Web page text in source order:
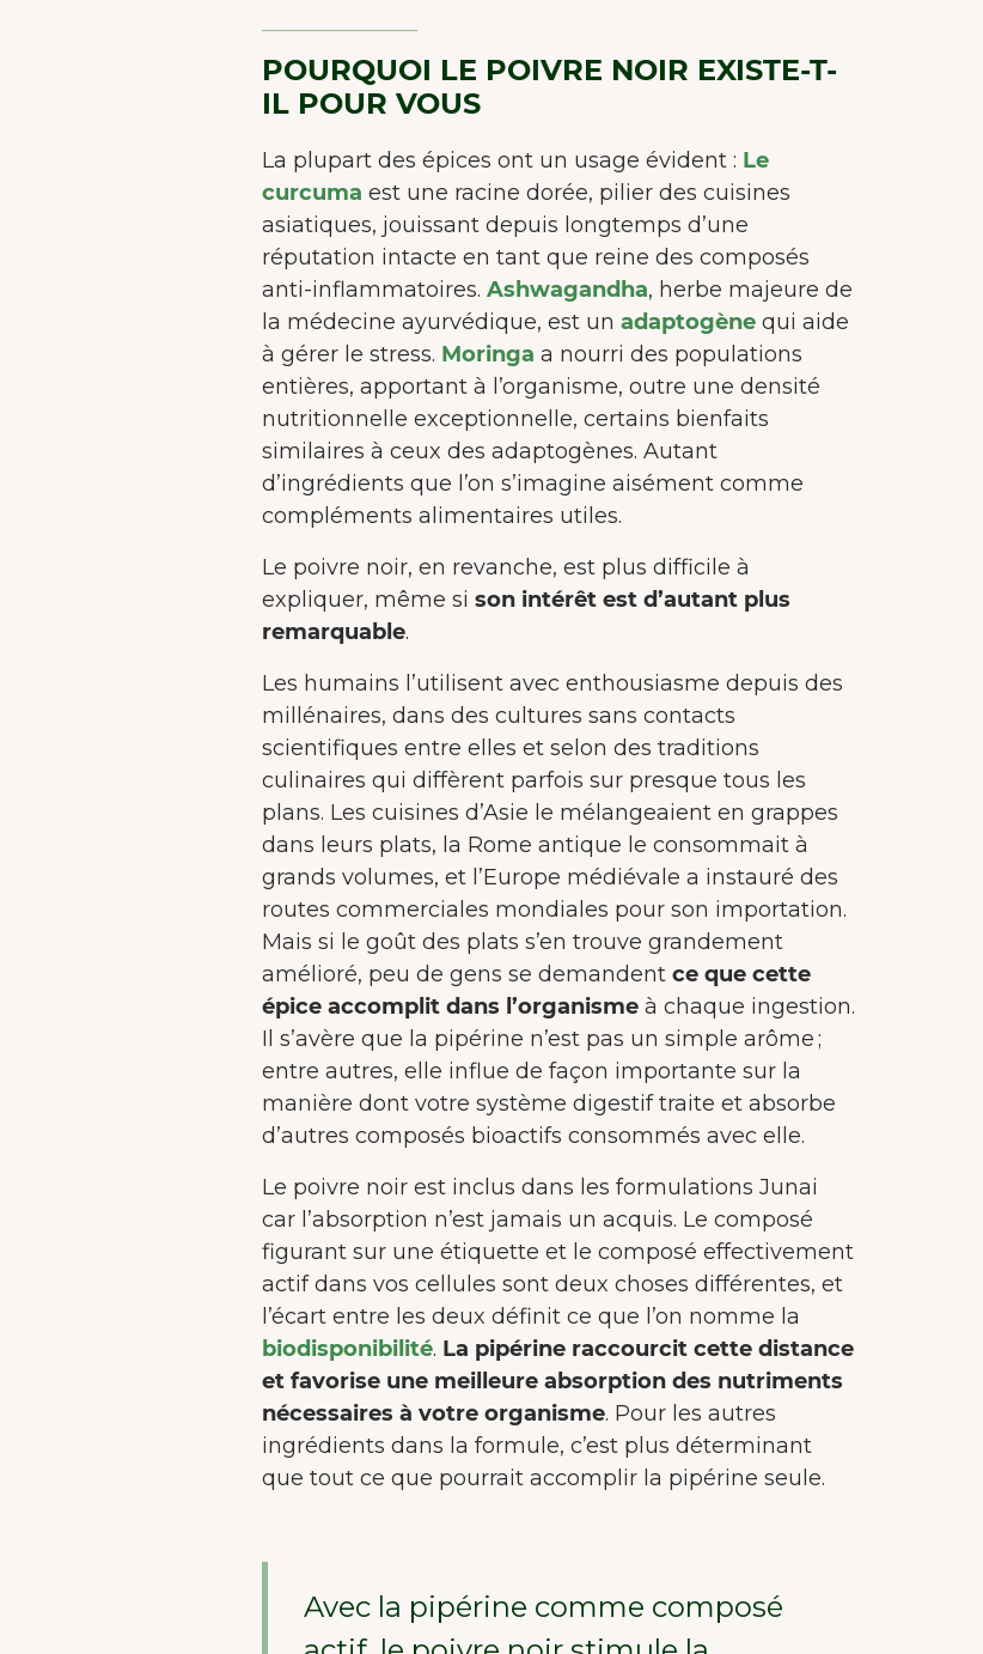
POURQUOI LE POIVRE NOIR EXISTE-T-
IL POUR VOUS
La plupart des épices ont un usage évident : Le
curcuma est une racine dorée, pilier des cuisines
asiatiques, jouissant depuis longtemps d’une
réputation intacte en tant que reine des composés
anti-inflammatoires. Ashwagandha, herbe majeure de
la médecine ayurvédique, est un adaptogènequi aide
à gérer le stress. Moringa a nourri des populations
entières, apportant à l’organisme, outre une densité
nutritionnelle exceptionnelle, certains bienfaits
similaires à ceux des adaptogènes. Autant
d’ingrédients que l’on s’imagine aisément comme
compléments alimentaires utiles.
Le poivre noir, en revanche, est plus difficile à
expliquer, même si son intérêt est d’autant plus
remarquable.
Les humains l’utilisent avec enthousiasme depuis des
millénaires, dans des cultures sans contacts
scientifiques entre elles et selon des traditions
culinaires qui diffèrent parfois sur presque tous les
plans. Les cuisines d’Asie le mélangeaient en grappes
dans leurs plats, la Rome antique le consommait à
grands volumes, et l’Europe médiévale a instauré des
routes commerciales mondiales pour son importation.
Mais si le goût des plats s’en trouve grandement
amélioré, peu de gens se demandent ce que cette
épice accomplit dans l’organismeà chaque ingestion.
Il s’avère que la pipérine n’est pas un simple arôme ;
entre autres, elle influe de façon importante sur la
manière dont votre système digestif traite et absorbe
d’autres composés bioactifs consommés avec elle.
Le poivre noir est inclus dans les formulations Junai
car l’absorption n’est jamais un acquis. Le composé
figurant sur une étiquette et le composé effectivement
actif dans vos cellules sont deux choses différentes, et
l’écart entre les deux définit ce que l’on nomme la
biodisponibilité. La pipérine raccourcit cette distance
et favorise une meilleure absorption des nutriments
nécessaires à votre organisme. Pour les autres
ingrédients dans la formule, c’est plus déterminant
que tout ce que pourrait accomplir la pipérine seule.
Avec la pipérine comme composé
cookies
Accepter seulement les essentiels
Personnaliser